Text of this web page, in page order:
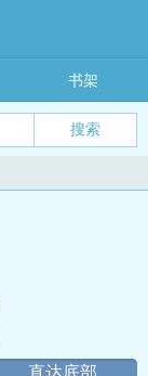
搜索
书架
直达底部